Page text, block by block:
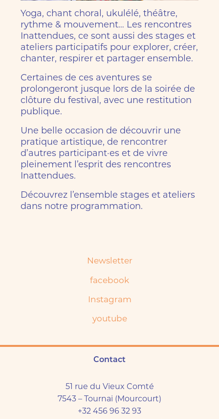
Tickets
Presse
Éditions précédentes
Yoga, chant choral, ukulélé, théâtre,
rythme & mouvement… Les rencontres
Inattendues, ce sont aussi des stages et
ateliers participatifs pour explorer, créer,
chanter, respirer et partager ensemble.
Certaines de ces aventures se
prolongeront jusque lors de la soirée de
clôture du festival, avec une restitution
publique.
Une belle occasion de découvrir une
pratique artistique, de rencontrer
d’autres participant·es et de vivre
pleinement l’esprit des rencontres
Inattendues.
Découvrez l’ensemble stages et ateliers
dans notre programmation.
Newsletter
facebook
Instagram
youtube
Contact
51 rue du Vieux Comté
7543 – Tournai (Mourcourt)
+32 456 96 32 93